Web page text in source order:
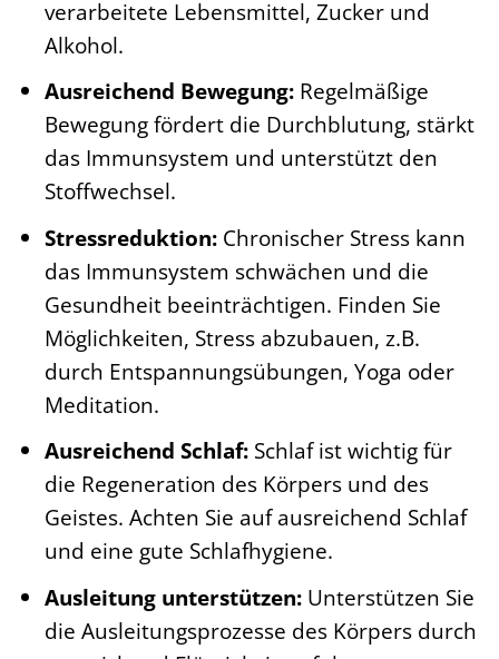
verarbeitete Lebensmittel, Zucker und
Alkohol.
Ausreichend Bewegung:Regelmäßige
Bewegung fördert die Durchblutung, stärkt
das Immunsystem und unterstützt den
Stoffwechsel.
Stressreduktion:Chronischer Stress kann
das Immunsystem schwächen und die
Gesundheit beeinträchtigen. Finden Sie
Möglichkeiten, Stress abzubauen, z.B.
durch Entspannungsübungen, Yoga oder
Meditation.
Ausreichend Schlaf:Schlaf ist wichtig für
die Regeneration des Körpers und des
Geistes. Achten Sie auf ausreichend Schlaf
und eine gute Schlafhygiene.
Ausleitung unterstützen:Unterstützen Sie
die Ausleitungsprozesse des Körpers durch